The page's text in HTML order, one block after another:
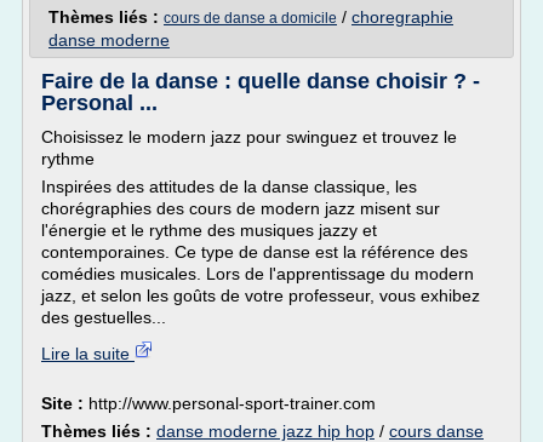
Thèmes liés : cours de danse a domicile / choregraphie
danse moderne
Faire de la danse : quelle danse choisir ? -
Personal ...
Choisissez le modern jazz pour swinguez et trouvez le
rythme
Inspirées des attitudes de la danse classique, les
chorégraphies des cours de modern jazz misent sur
l'énergie et le rythme des musiques jazzy et
contemporaines. Ce type de danse est la référence des
comédies musicales. Lors de l'apprentissage du modern
jazz, et selon les goûts de votre professeur, vous exhibez
des gestuelles...
Lire la suite
Site : http://www.personal-sport-trainer.com
Thèmes liés : danse moderne jazz hip hop / cours danse